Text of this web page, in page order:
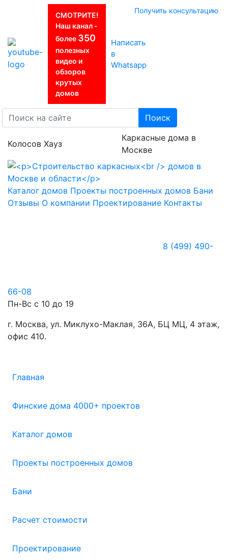
СМОТРИТЕ!
Наш канал -
более 350
полезных
видео и
обзоров
крутых
домов
Написать
в
Whatsapp
Получить консультацию
Поиск
Колосов Хауз
Каркасные дома в
Москве
Каталог домов Проекты построенных домов Бани
Отзывы О компании Проектирование Контакты
8 (499) 490-
66-08
Пн-Вс с 10 до 19
г. Москва, ул. Миклухо-Маклая, 36А, БЦ МЦ, 4 этаж,
офис 410.
Главная
Финские дома 4000+ проектов
Каталог домов
Проекты построенных домов
Бани
Расчет стоимости
Проектирование